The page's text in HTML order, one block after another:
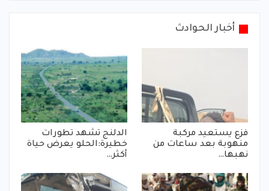
أخبار الحوادث
فزع يستعيد مركبة
منهوبة بعد ساعات من
نهبها…
الدلنج تشهد تطورات
خطيرة:الحلو يعرض حياة
أكثر…